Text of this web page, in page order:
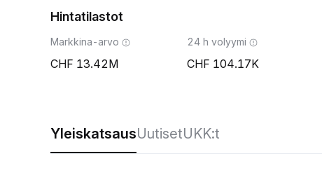
Hintatilastot
Markkina-arvo
13.42M
24 h volyymi
104.17K
YleiskatsausUutisetUKK:t